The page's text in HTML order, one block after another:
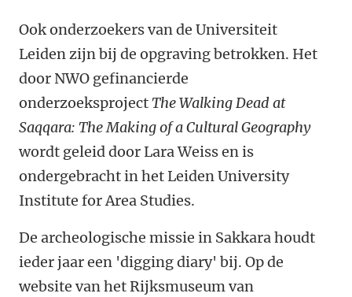
Ook onderzoekers van de Universiteit
Leiden zijn bij de opgraving betrokken. Het
door NWO gefinancierde
onderzoeksprojectThe Walking Dead at
Saqqara: The Making of a Cultural Geography
wordt geleid door Lara Weiss en is
ondergebracht in het Leiden University
Institute for Area Studies.
De archeologische missie in Sakkara houdt
ieder jaar een 'digging diary' bij. Op de
website van het Rijksmuseum van